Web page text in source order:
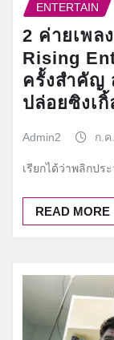
ENTERTAIN
2 ค่ายเพล
Rising
ครั้งสำคัญ
ปล่อยซิงเ
Admin2 ก.ค
เรียกได้ว่าพลิกปร
READ MORE